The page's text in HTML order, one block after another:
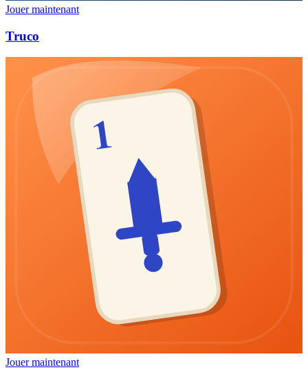
Jouer maintenant
Truco
1
Jouer maintenant